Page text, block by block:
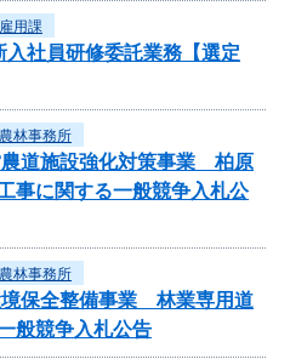
用課
社員研修委託業務【選定
林事務所
農道施設強化対策事業 柏原
に関する一般競争入札公
林事務所
境保全整備事業 林業専用道
般競争入札公告